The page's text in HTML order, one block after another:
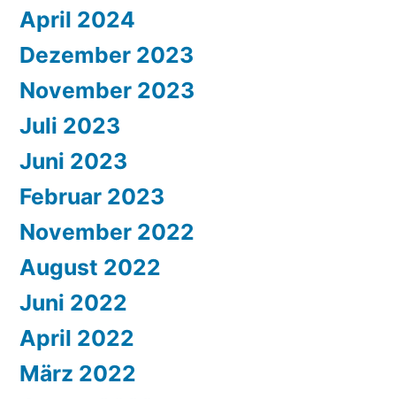
April 2024
Dezember 2023
November 2023
Juli 2023
Juni 2023
Februar 2023
November 2022
August 2022
Juni 2022
April 2022
März 2022